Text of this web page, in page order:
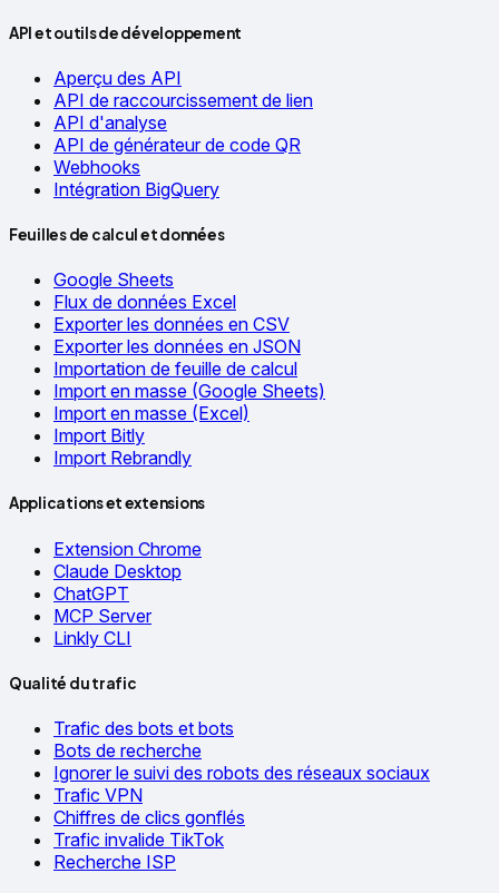
API et outils de développement
Aperçu des API
API de raccourcissement de lien
API d'analyse
API de générateur de code QR
Webhooks
Intégration BigQuery
Feuilles de calcul et données
Google Sheets
Flux de données Excel
Exporter les données en CSV
Exporter les données en JSON
Importation de feuille de calcul
Import en masse (Google Sheets)
Import en masse (Excel)
Import Bitly
Import Rebrandly
Applications et extensions
Extension Chrome
Claude Desktop
ChatGPT
MCP Server
Linkly CLI
Qualité du trafic
Trafic des bots et bots
Bots de recherche
Ignorer le suivi des robots des réseaux sociaux
Trafic VPN
Chiffres de clics gonflés
Trafic invalide TikTok
Recherche ISP